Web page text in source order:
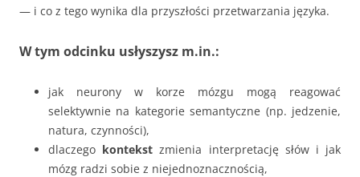
— i co z tego wynika dla przyszłości przetwarzania języka.
W tym odcinku usłyszysz m.in.:
jak neurony w korze mózgu mogą reagować
selektywnie na kategorie semantyczne (np. jedzenie,
natura, czynności),
dlaczego kontekst zmienia interpretację słów i jak
mózg radzi sobie z niejednoznacznością,